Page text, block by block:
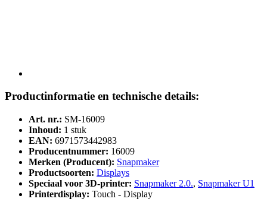
Productinformatie en technische details:
Art. nr.: SM-16009
Inhoud: 1 stuk
EAN: 6971573442983
Producentnummer: 16009
Merken (Producent): Snapmaker
Productsoorten: Displays
Speciaal voor 3D-printer: Snapmaker 2.0., Snapmaker U1
Printerdisplay: Touch - Display